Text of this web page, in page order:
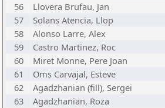
56
Llovera Brufau, Jan
57
Solans Atencia, Llop
58
Alonso Larre, Alex
59
Castro Martinez, Roc
60
Miret Monne, Pere Joan
61
Oms Carvajal, Esteve
62
Agadzhanian (fill), Sergei
63
Agadzhanian, Roza